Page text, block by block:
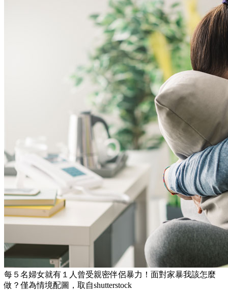
每５名婦女就有１人曾受親密伴侶暴力！面對家暴我該怎麼
做？僅為情境配圖，取自shutterstock